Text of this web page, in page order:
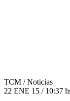
TCM / Noticias
22 ENE 15 / 10:37